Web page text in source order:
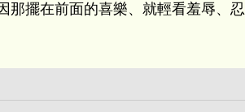
那擺在前面的喜樂、就輕看羞辱、忍